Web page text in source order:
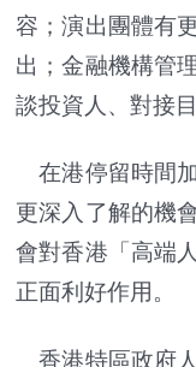
容；演出團體有
出；金融機構管
談投資人、對接
在港停留時間
更深入了解的機
會對香港「高端
正面利好作用。
香港特區政府